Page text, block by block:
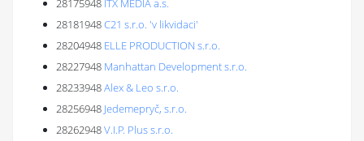
28175948 ITX MEDIA a.s.
28181948C21 s.r.o. 'v likvidaci'
28204948 ELLE PRODUCTION s.r.o.
28227948 Manhattan Development s.r.o.
28233948Alex & Leo s.r.o.
28256948 Jedemepryč, s.r.o.
28262948V.I.P. Plus s.r.o.